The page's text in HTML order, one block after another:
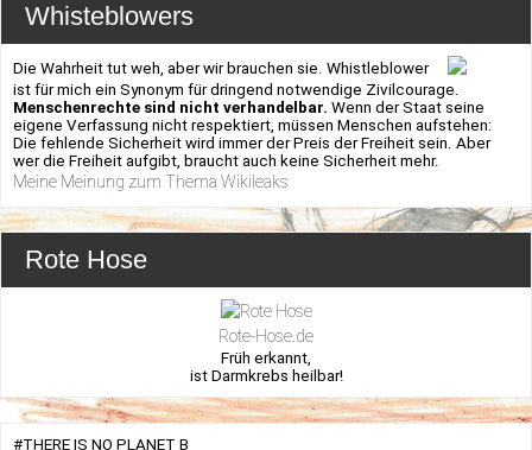
Whisteblowers
Die Wahrheit tut weh, aber wir brauchen sie. Whistleblower
ist für mich ein Synonym für dringend notwendige Zivilcourage.
Menschenrechte sind nicht verhandelbar. Wenn der Staat seine
eigene Verfassung nicht respektiert, müssen Menschen aufstehen:
Die fehlende Sicherheit wird immer der Preis der Freiheit sein. Aber
wer die Freiheit aufgibt, braucht auch keine Sicherheit mehr.
Meine Meinung zum Thema Wikileaks
Rote Hose
Rote-Hose.de
Früh erkannt,
ist Darmkrebs heilbar!
#THERE IS NO PLANET B